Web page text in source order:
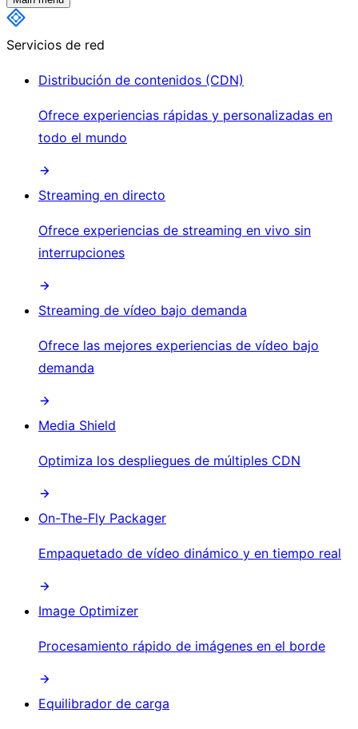
Servicios de red
Distribución de contenidos (CDN)
Ofrece experiencias rápidas y personalizadas en
todo el mundo
Streaming en directo
Ofrece experiencias de streaming en vivo sin
interrupciones
Streaming de vídeo bajo demanda
Ofrece las mejores experiencias de vídeo bajo
demanda
Media Shield
Optimiza los despliegues de múltiples CDN
On-The-Fly Packager
Empaquetado de vídeo dinámico y en tiempo real
Image Optimizer
Procesamiento rápido de imágenes en el borde
Equilibrador de carga